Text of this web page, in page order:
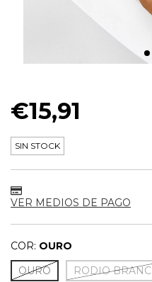
€15,91
SIN STOCK
VER MEDIOS DE PAGO
COR: OURO
OURO
RODIO